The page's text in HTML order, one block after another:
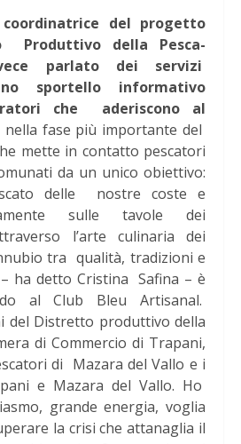
del progetto
della Pesca-
parlato dei servizi
sportello informativo
che aderiscono al
nella fase più importante del
mette in contatto pescatori
da un unico obiettivo:
delle nostre coste e
sulle tavole dei
l’arte culinaria dei
tra qualità, tradizioni e
ha detto Cristina Safina – è
al Club Bleu Artisanal.
del Distretto produttivo della
di Commercio di Trapani,
di Mazara del Vallo e i
e Mazara del Vallo. Ho
grande energia, voglia
la crisi che attanaglia il